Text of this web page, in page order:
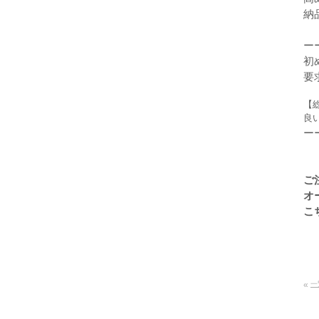
納
ー
初
要
【
良
ー
ご
オ
こ
« 一